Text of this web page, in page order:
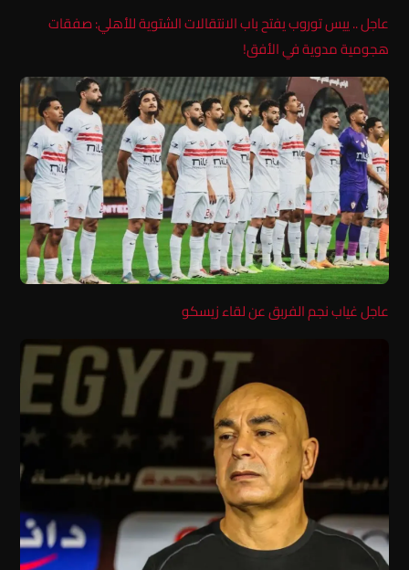
عاجل .. ييس توروب يفتح باب الانتقالات الشتوية للأهلي: صفقات
هجومية مدوية في الأفق!
عاجل غياب نجم الفربق عن لقاء زيسكو